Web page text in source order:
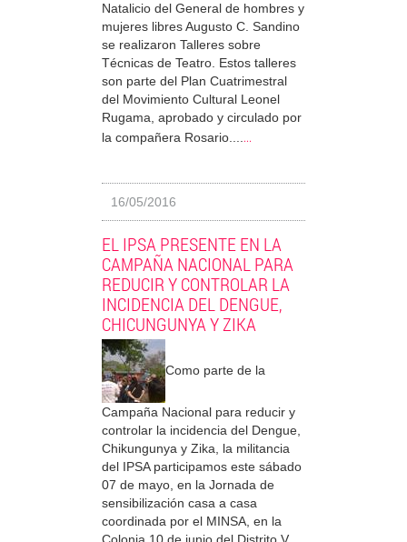
Natalicio del General de hombres y
mujeres libres Augusto C. Sandino
se realizaron Talleres sobre
Técnicas de Teatro. Estos talleres
son parte del Plan Cuatrimestral
del Movimiento Cultural Leonel
Rugama, aprobado y circulado por
la compañera Rosario.... ...
16/05/2016
EL IPSA PRESENTE EN LA
CAMPAÑA NACIONAL PARA
REDUCIR Y CONTROLAR LA
INCIDENCIA DEL DENGUE,
CHICUNGUNYA Y ZIKA
Como parte de la
Campaña Nacional para reducir y
controlar la incidencia del Dengue,
Chikungunya y Zika, la militancia
del IPSA participamos este sábado
07 de mayo, en la Jornada de
sensibilización casa a casa
coordinada por el MINSA, en la